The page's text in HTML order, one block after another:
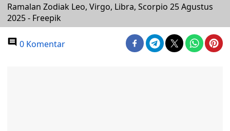
Ramalan Zodiak Leo, Virgo, Libra, Scorpio 25 Agustus
2025 - Freepik
0 Komentar